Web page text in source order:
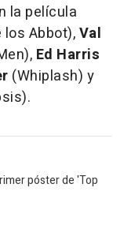
la película
los Abbot),Val
), Ed Harris
(Whiplash) y
).
póster de 'Top